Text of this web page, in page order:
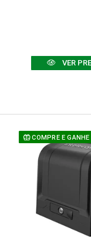
VER
COMPRE E GANHE